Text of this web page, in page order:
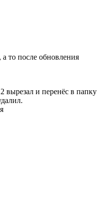
то после обновления
и перенёс в папку